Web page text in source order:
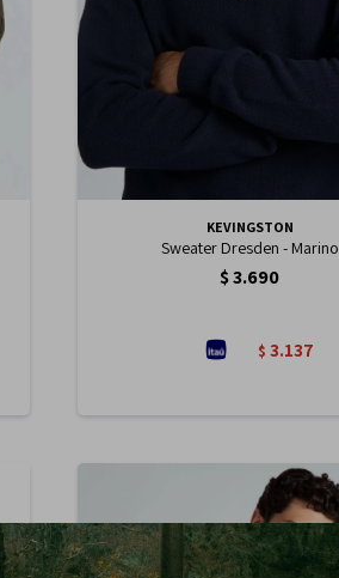
KEVINGSTON
Sweater Dresden - Marino
$3.690
$ 3.137